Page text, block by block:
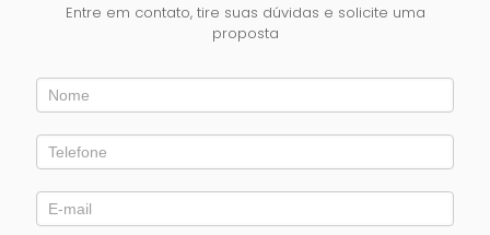
Entre em contato, tire suas dúvidas e solicite uma
proposta
Entre
em